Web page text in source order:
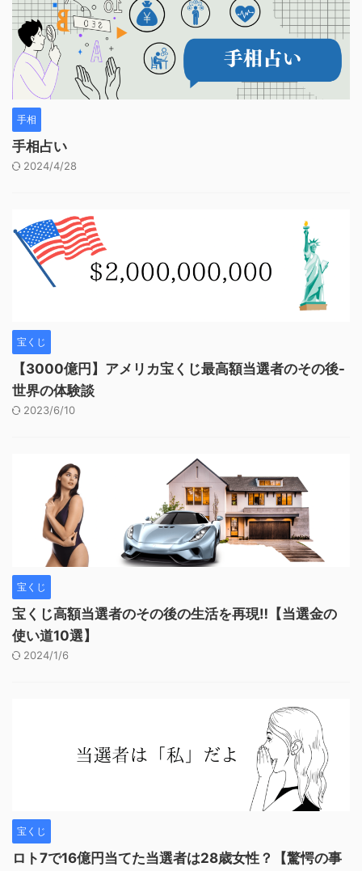
手相
手相占い
2024/4/28
宝くじ
【3000億円】アメリカ宝くじ最高額当選者のその後-
世界の体験談
2023/6/10
宝くじ
宝くじ高額当選者のその後の生活を再現‼︎【当選金の
使い道10選】
2024/1/6
宝くじ
ロト7で16億円当てた当選者は28歳女性？【驚愕の事